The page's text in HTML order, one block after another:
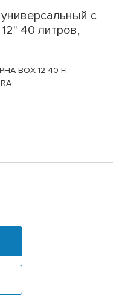
c
40 литров,
BOX-12-40-FI